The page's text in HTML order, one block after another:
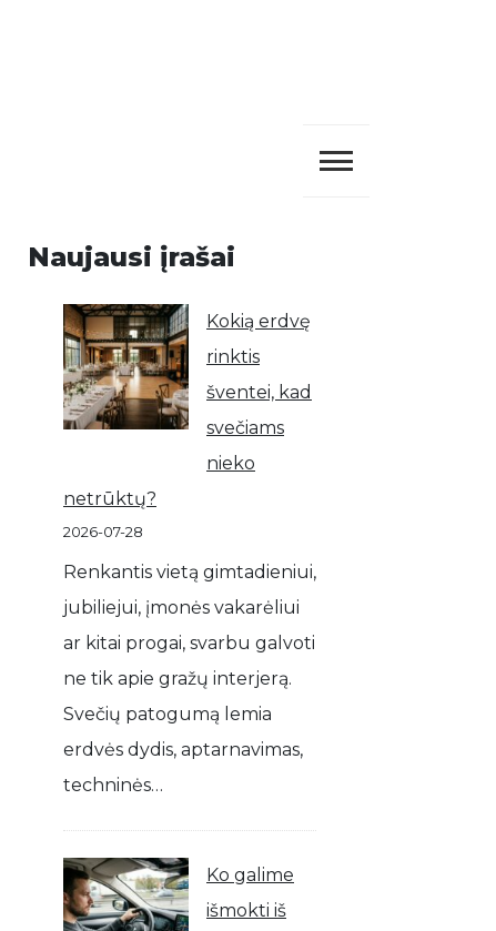
Naujausi įrašai
Kokią erdvę
rinktis
šventei, kad
svečiams
nieko
netrūktų?
2026-07-28
Renkantis vietą gimtadieniui,
jubiliejui, įmonės vakarėliui
ar kitai progai, svarbu galvoti
ne tik apie gražų interjerą.
Svečių patogumą lemia
erdvės dydis, aptarnavimas,
techninės…
Ko galime
išmokti iš